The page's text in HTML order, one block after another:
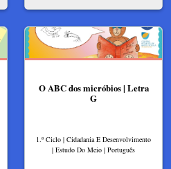
O ABC dos micróbios | Letra
G
1.º Ciclo | Cidadania E Desenvolvimento
| Estudo Do Meio | Português